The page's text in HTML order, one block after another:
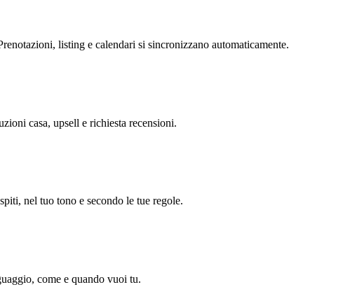
listing e calendari si sincronizzano automaticamente.
casa, upsell e richiesta recensioni.
nel tuo tono e secondo le tue regole.
come e quando vuoi tu.